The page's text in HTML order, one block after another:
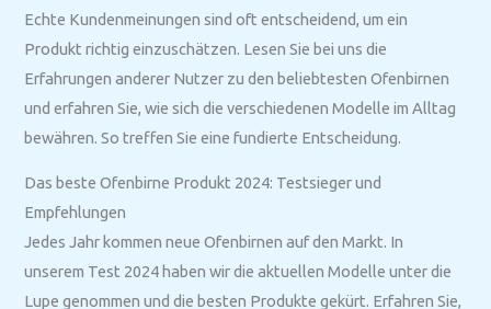
Echte Kundenmeinungen sind oft entscheidend, um ein
Produkt richtig einzuschätzen. Lesen Sie bei uns die
Erfahrungen anderer Nutzer zu den beliebtesten Ofenbirnen
und erfahren Sie, wie sich die verschiedenen Modelle im Alltag
bewähren. So treffen Sie eine fundierte Entscheidung.
Das beste Ofenbirne Produkt 2024: Testsieger und
Empfehlungen
Jedes Jahr kommen neue Ofenbirnen auf den Markt. In
unserem Test 2024 haben wir die aktuellen Modelle unter die
Lupe genommen und die besten Produkte gekürt. Erfahren Sie,